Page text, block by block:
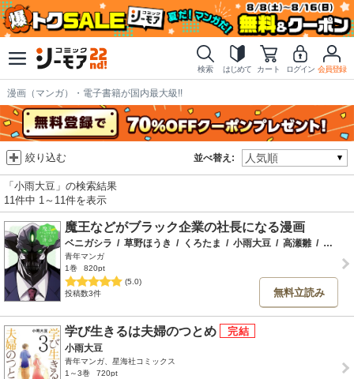
検索 はじめて カート ログイン 会員登録
漫画（マンガ）・電子書籍が国内最大級!!
並べ替え:
絞り込む
「小雨大豆」の検索結果
11件中 1～11件を表示
魔王などがブラック企業の社長になる漫画
ベニガシラ / 草野ほうき / くろたま / 小雨大豆 / 高瀬雛 /
青年マンガ
1巻
820pt
(5.0)
投稿数3件
無料立読み
学び生きるは夫婦のつとめ
小雨大豆
青年マンガ、星海社コミックス
1～3巻
720pt